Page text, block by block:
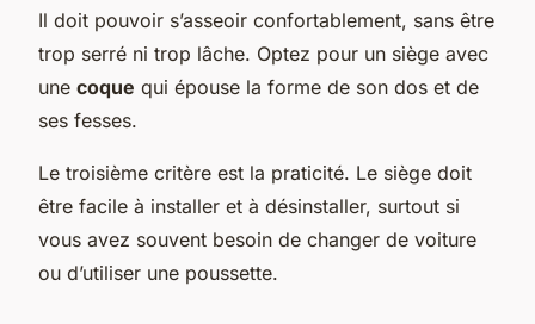
Il doit pouvoir s’asseoir confortablement, sans être
trop serré ni trop lâche. Optez pour un siège avec
une coque qui épouse la forme de son dos et de
ses fesses.
Le troisième critère est la praticité. Le siège doit
être facile à installer et à désinstaller, surtout si
vous avez souvent besoin de changer de voiture
ou d’utiliser une poussette.